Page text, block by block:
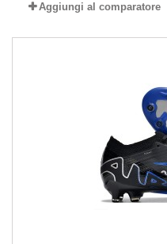
Aggiungi al comparatore